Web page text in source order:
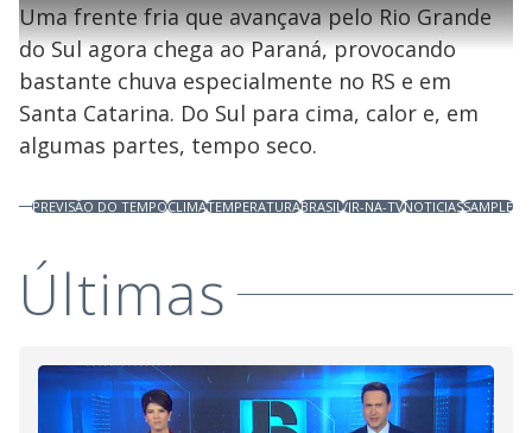
Uma frente fria que avançava pelo Rio Grande
do Sul agora chega ao Paraná, provocando
bastante chuva especialmente no RS e em
Santa Catarina. Do Sul para cima, calor e, em
algumas partes, tempo seco.
PREVISÃO DO TEMPOCLIMATEMPERATURABRASIL/JR-NA-TVNOTICIASSAMPLE
Últimas